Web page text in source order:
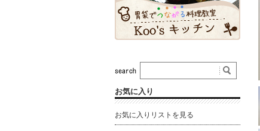
お気に入り
お気に入りリストを見る